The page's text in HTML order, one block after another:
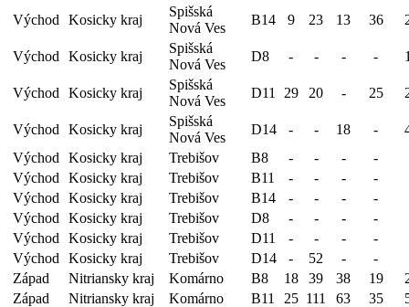
Východ Kosicky kraj
Spišská
Nová Ves
B14 9 23 13 36
Východ Kosicky kraj
Spišská
Nová Ves
D8 - - - -
Východ Kosicky kraj
Spišská
Nová Ves
D11 29 20 - 25
Východ Kosicky kraj
Spišská
Nová Ves
D14 - - 18 -
Východ
Kosicky kraj Trebišov B8 - - -
-
Východ
Kosicky kraj Trebišov B11 - - -
-
Východ
Kosicky kraj Trebišov B14 - - -
-
Východ
Kosicky kraj Trebišov D8 - - -
-
Východ
Kosicky kraj Trebišov D11 - - -
-
Východ
Kosicky kraj Trebišov D14 - 52 -
-
Západ
Nitriansky kraj Komárno B8 18 39 38 19
Západ
Nitriansky kraj Komárno B11 25 111 63 35